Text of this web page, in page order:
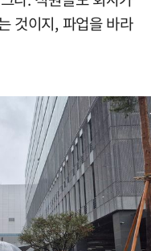
것이지, 파업을 바라